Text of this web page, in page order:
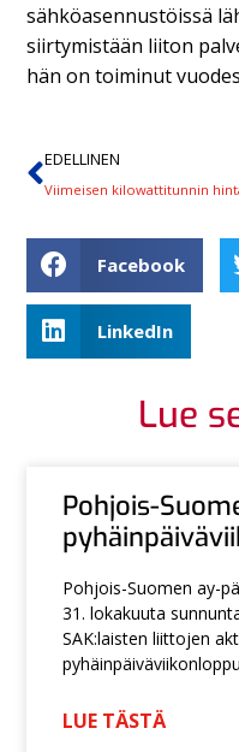
sähköasennustöissä
siirtymistään liiton
hän on toiminut
EDELLINEN
Viimeisen kilowattitunnin
Facebook
LinkedIn
Lue
Pohjois-
Pohjois-Suomen ay-
31. lokakuuta
SAK:laisten liittojen
LUE TÄSTÄ